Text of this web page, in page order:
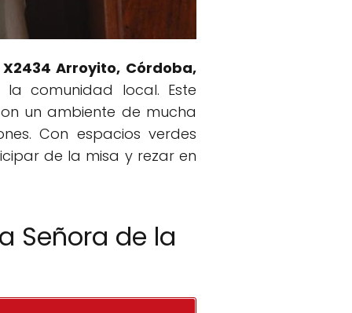
Arroyito, Córdoba,
comunidad local. Este
un ambiente de mucha
Con espacios verdes
de la misa y rezar en
Señora de la